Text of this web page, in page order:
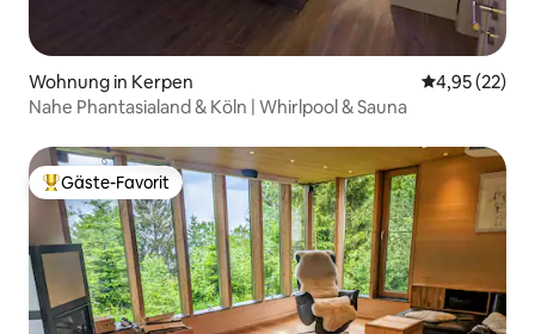
Wohnung in Kerpen
4,95 (22)
Nahe Phantasialand & Köln | Whirlpool & Sauna
Beliebter Gäste-Favorit.
Gäste-Favorit